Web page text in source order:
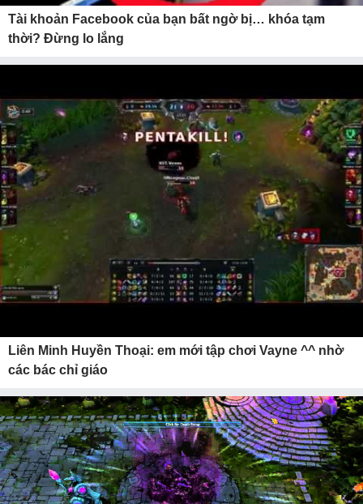
Tài khoản Facebook của bạn bất ngờ bị… khóa tạm
thời? Đừng lo lắng
Liên Minh Huyền Thoại: em mới tập chơi Vayne ^^ nhờ
các bác chỉ giáo